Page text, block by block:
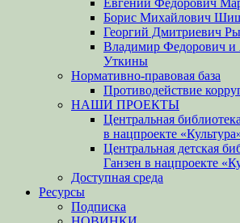
Борис Михайлович
Георгий Дмитриевич
Владимир Федорович и
Уткины
Нормативно-правовая база
Противодействие
НАШИ ПРОЕКТЫ
Центральная
в нацпроекте
Центральная детская
Ганзен в нацпроекте
Доступная среда
Ресурсы
Подписка